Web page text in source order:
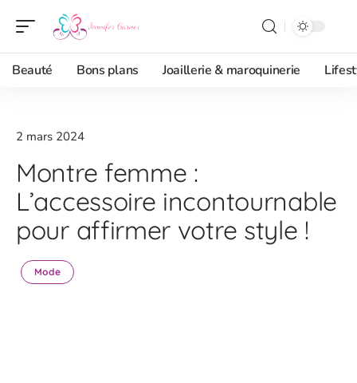
Beauté Bons plans Joaillerie & maroquinerie
2 mars 2024
Montre femme :
L’accessoire incontournable
pour affirmer votre style !
Mode